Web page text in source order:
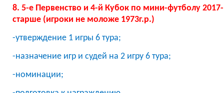
8. 5-е Первенство и 4-й Кубок по мини-футболу 2017-
старше (игроки не моложе 1973г.р.)
-утверждение 1 игры 6 тура;
-назначение игр и судей на 2 игру 6 тура;
-номинации;